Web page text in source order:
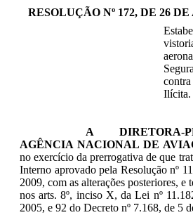
RESOLUÇÃO Nº 172, DE 26 DE
Ilícita.
A DIRETORA-
AGÊNCIA NACIONAL DE
no exercício da prerrogativa de que
Interno aprovado pela Resolução nº
2009, com as alterações posteriores, e
nos arts. 8º, inciso X, da Lei nº
2005, e 92 do Decreto nº 7.168, de 5